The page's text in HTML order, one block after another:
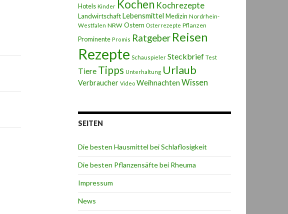
Hotels Kinder Kochen Kochrezepte
LandwirtschaftLebensmittel Medizin Nordrhein-
Westfalen NRW Ostern Osterrezepte Pflanzen
Prominente Promis Ratgeber Reisen
Rezepte Schauspieler Steckbrief Test
Tiere Tipps Unterhaltung Urlaub
Verbraucher Video Weihnachten Wissen
SEITEN
Die besten Hausmittel bei Schlaflosigkeit
Die besten Pflanzensäfte bei Rheuma
Impressum
News